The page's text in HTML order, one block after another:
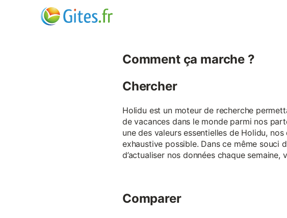
Comment ça marche ?
Chercher
Holidu est un moteur de recherche
de vacances dans le monde parmi nos
une des valeurs essentielles de Holidu,
exhaustive possible. Dans ce même souci
d’actualiser nos données chaque
Comparer